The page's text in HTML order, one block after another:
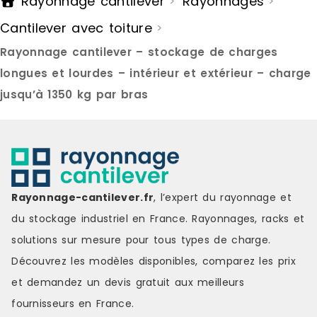
optimisant l'organisation de
l'espace.Conception stable pour
installation fixeMonté sur pieds, ce
modèle garantit une excellente
implantation durable en atelier, en
peut supporter jusqu'à 65 kgs pour
une charge admissible totale de
350 kgs, assurant un stockage
fiable et sécurisé.Prêt à
l'emploiLivré entièrement
assemblé, le Cantilever 3 niveaux
est immédiatement opérationnel
et constitue une solution simple et
efficace pour organiser le
stockage de charges longues.
Référence : 18A-1 Disponibilité :
usage
constitue
Référence :
Disponible
Cantilever avec toiture >
Rayonnage cantilever – stockage de charges
longues et lourdes – intérieur et extérieur – charge
jusqu’à 1350 kg par bras
Rayonnage-cantilever.fr, l’expert du rayonnage et
du stockage industriel en France. Rayonnages, racks et
solutions sur mesure pour tous types de charge.
Découvrez les modèles disponibles, comparez les prix
et demandez un devis gratuit aux meilleurs
fournisseurs en France.